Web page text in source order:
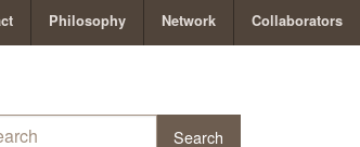
Philosophy Network Collaborators